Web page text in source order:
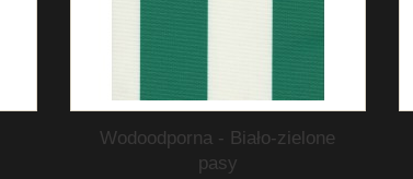
Wodoodporna - Biało-zielone
pasy